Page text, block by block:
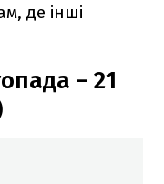
де інші
– 21